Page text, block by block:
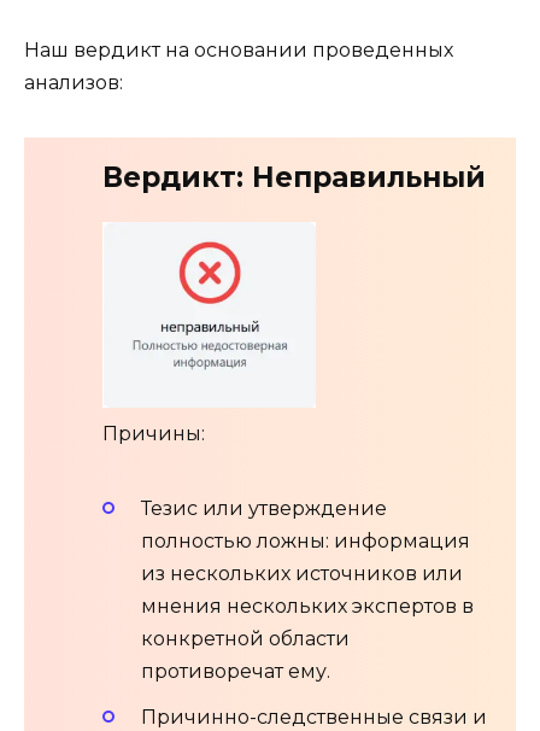
Наш вердикт на основании проведенных
анализов:
Вердикт: Неправильный
Причины:
Тезис или утверждение
полностью ложны: информация
из нескольких источников или
мнения нескольких экспертов в
конкретной области
противоречат ему.
Причинно-следственные связи и